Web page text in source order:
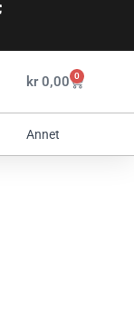
kr0,00 0
Annet